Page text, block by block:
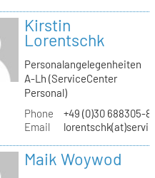
Kirstin
Lorentschk
Personalangelegenheiten
A-Lh (ServiceCenter
Personal)
Phone
+49 (0)30 688305-
Email
Maik Woywod